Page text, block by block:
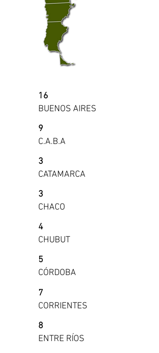
16
BUENOS AIRES
9
C.A.B.A
3
CATAMARCA
3
CHACO
4
CHUBUT
5
CÓRDOBA
7
CORRIENTES
8
ENTRE RÍOS